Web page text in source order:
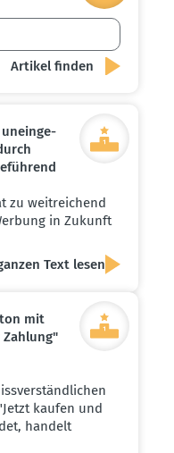
unein­ge­
zu weitreichend
in Zukunft
Text lesen
mit
kaufen und
handelt